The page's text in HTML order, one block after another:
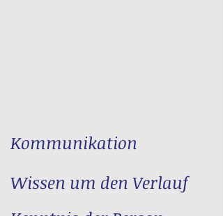
Kommunikation
Wissen um den Verlauf